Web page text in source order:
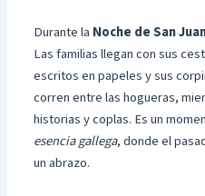
Durante la Noche de San
Las familias llegan con sus
escritos en papeles y sus
corren entre las hogueras,
historias y coplas. Es un
esencia gallega, donde el
un abrazo.